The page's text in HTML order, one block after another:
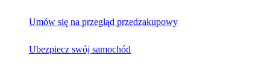
Umów się na przegląd przedzakupowy
Ubezpiecz swój samochód